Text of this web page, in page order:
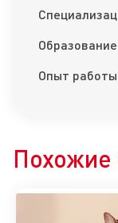
Образование
Опыт работы
Похожие